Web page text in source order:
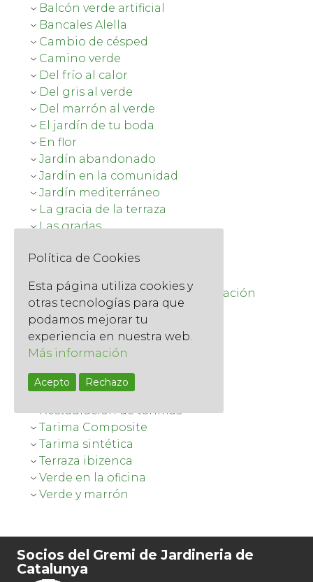
Balcón verde artificial
Bancales Alella
Cambio de césped
Camino verde
Del frío al calor
Del gris al verde
Del marrón al verde
El jardín de tu boda
En flor
Jardín abandonado
Jardín en la comunidad
Jardín mediterráneo
La gracia de la terraza
Las gradas
Mucha planta
Pantallas de ocultación o separación
Patio con tarima
Pequeño pero útil
Plantas en tu tienda
Podando
Podas
Reforma completa
Restauración de tarimas
Tarima Composite
Tarima sintética
Terraza ibizenca
Verde en la oficina
Verde y marrón
Socios del Gremi de Jardineria de
Catalunya
Política de Cookies
Esta página utiliza cookies y
otras tecnologías para que
podamos mejorar tu
experiencia en nuestra web.
Más información
Acepto Rechazo